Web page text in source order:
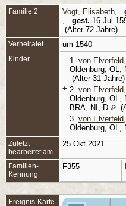
Familie 2 Vogt, Elisabeth
gest. 16 Jul
(Alter 72 Jahre)
Verheiratet um 1540
Kinder 1. von
Oldenburg, OL,
(Alter 31 Jahre)
+ 2. von
Oldenburg, OL,
BRA, NI, D
3. von
Oldenburg, OL,
Zuletzt
bearbeitet am
25 Okt 2021
Familien-
Kennung
F355
Ereignis-Karte